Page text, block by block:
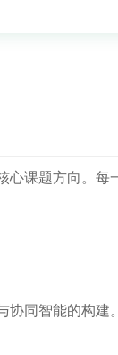
课题方向。
同智能的构建。